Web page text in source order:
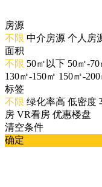
房源
不限 中介房源 个人房
面积
不限 50㎡以下 50㎡-70
130㎡-150㎡ 150㎡-200
标签
不限 绿化率高 低密度
房 VR看房 优惠楼盘
清空条件
确定